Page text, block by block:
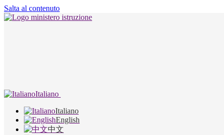
Salta al contenuto
Italiano
Italiano
English
中文